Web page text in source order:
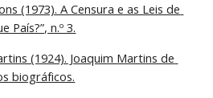
(1973). A Censura e as Leis de
País?”, n.º 3.
(1924). Joaquim Martins de
biográficos.